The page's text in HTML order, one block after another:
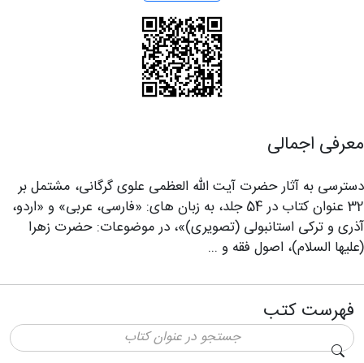
معرفی اجمالی
دسترسی به آثار حضرت آیت الله العظمی علوی گرگانی، مشتمل بر
32 عنوان کتاب در 54 جلد، به زبان های: «فارسی، عربی» و «اردو،
آذری و ترکی استانبولی (تصویری)»، در موضوعات: حضرت زهرا
(عليها السلام)، اصول فقه و ...
فهرست کتب